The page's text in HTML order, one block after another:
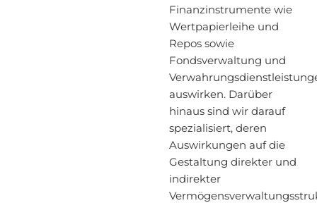
Finanzinstrumente wie
Wertpapierleihe und
Repos sowie
Fondsverwaltung und
auswirken. Darüber
hinaus sind wir darauf
spezialisiert, deren
Auswirkungen auf die
Gestaltung direkter und
indirekter